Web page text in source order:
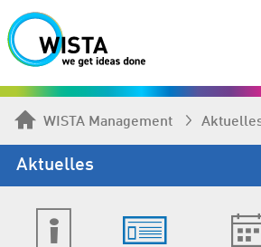
WISTA Management
Aktuelles